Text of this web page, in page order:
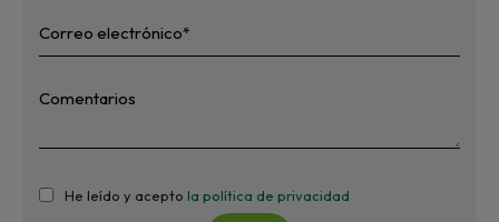
He leído y acepto la política de privacidad